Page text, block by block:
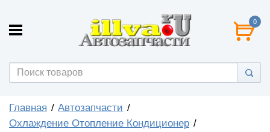
0
Главная
Автозапчасти
Охлаждение Отопление Кондиционер